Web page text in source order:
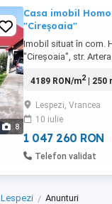
8
Casa imobil
"Cireșoaia"
Imobil situat în com.
"Cireșoaia", str.
apă naturală plată
km. față de sensul
centrul mun. Adjud,
rapid la autostrada ...
4189 RON/m2| 250
Lespezi, Vrancea
10 iulie
1 047 260 RON
Telefon validat
Lespezi Anunturi